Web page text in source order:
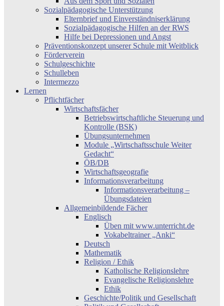
Sozialpädagogische Unterstützung
Elternbrief und Einverständniserklärung
Sozialpädagogische Hilfen an der RWS
Hilfe bei Depressionen und Angst
Präventionskonzept unserer Schule mit Weitblick
Förderverein
Schulgeschichte
Schulleben
Intermezzo
Lernen
Pflichtfächer
Wirtschaftsfächer
Betriebswirtschaftliche Steuerung und
Kontrolle (BSK)
Übungsunternehmen
Module „Wirtschaftsschule Weiter
Gedacht“
ÖB/DB
Wirtschaftsgeografie
Informationsverarbeitung
Informationsverarbeitung –
Übungsdateien
Allgemeinbildende Fächer
Englisch
Üben mit www.unterricht.de
Vokabeltrainer „Anki“
Deutsch
Mathematik
Religion / Ethik
Katholische Religionslehre
Evangelische Religionslehre
Ethik
Geschichte/Politik und Gesellschaft